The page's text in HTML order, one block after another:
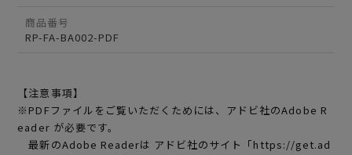
商品番号
RP-FA-BA002-PDF
【注意事項】
※PDFファイルをご覧いただくためには、アドビ社のAdobe R
eader が必要です。
最新のAdobe Readerは アドビ社のサイト「https://get.ad